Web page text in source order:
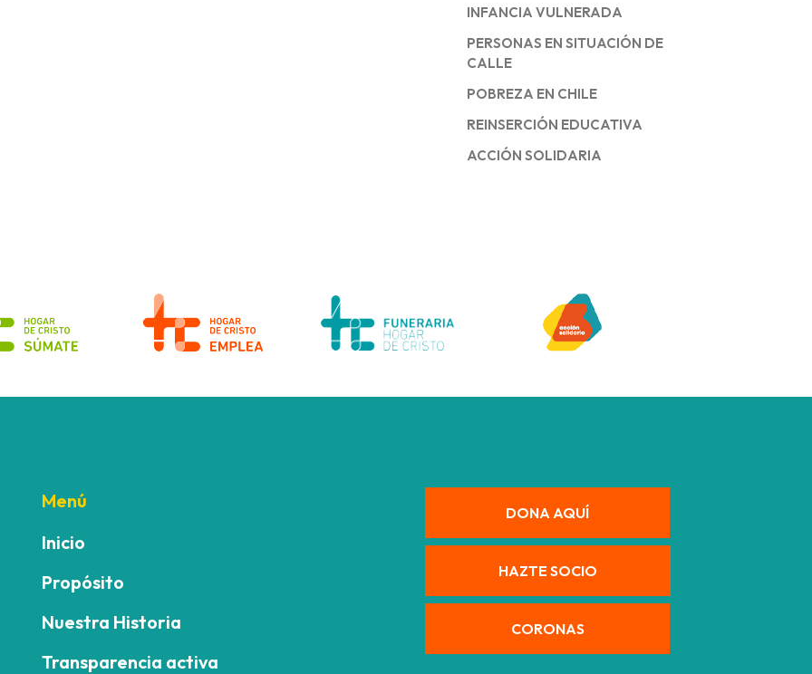
INFANCIA VULNERADA
PERSONAS EN SITUACIÓN DE
CALLE
POBREZA EN CHILE
REINSERCIÓN EDUCATIVA
ACCIÓN SOLIDARIA
Menú
Inicio
Propósito
Nuestra Historia
Transparencia activa
DONA AQUÍ
HAZTE SOCIO
CORONAS